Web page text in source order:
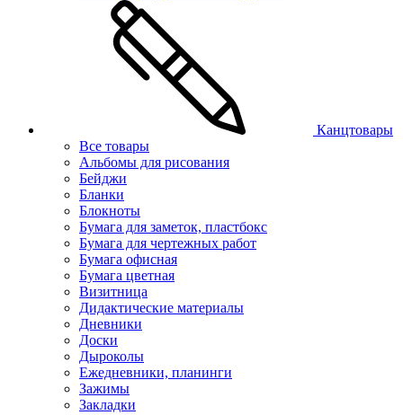
Канцтовары
Все товары
Альбомы для рисования
Бейджи
Бланки
Блокноты
Бумага для заметок, пластбокс
Бумага для чертежных работ
Бумага офисная
Бумага цветная
Визитница
Дидактические материалы
Дневники
Доски
Дыроколы
Ежедневники, планинги
Зажимы
Закладки